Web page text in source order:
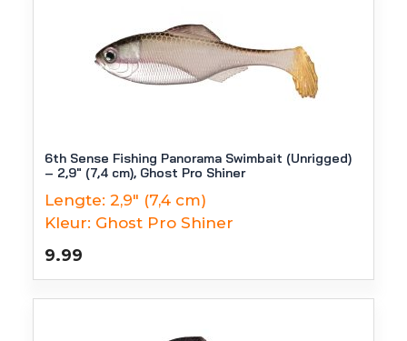
6th Sense Fishing Panorama Swimbait (Unrigged)
– 2,9″ (7,4 cm), Ghost Pro Shiner
Lengte: 2,9" (7,4 cm)
Kleur: Ghost Pro Shiner
9.99